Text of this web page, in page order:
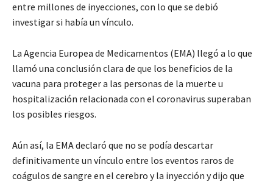
entre millones de inyecciones, con lo que se debió
investigar si había un vínculo.
La Agencia Europea de Medicamentos (EMA) llegó a lo que
llamó una conclusión clara de que los beneficios de la
vacuna para proteger a las personas de la muerte u
hospitalización relacionada con el coronavirus superaban
los posibles riesgos.
Aún así, la EMA declaró que no se podía descartar
definitivamente un vínculo entre los eventos raros de
coágulos de sangre en el cerebro y la inyección y dijo que